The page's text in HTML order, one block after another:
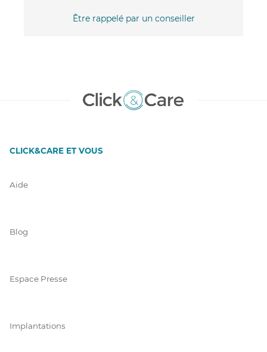
Être rappelé par un conseiller
CLICK&CARE ET VOUS
Aide
Blog
Espace Presse
Implantations